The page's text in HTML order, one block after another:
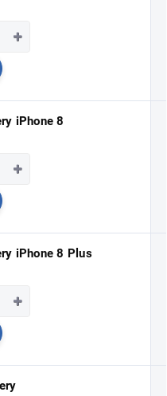
+
košíku
iPhone 8
+
košíku
iPhone 8 Plus
+
košíku